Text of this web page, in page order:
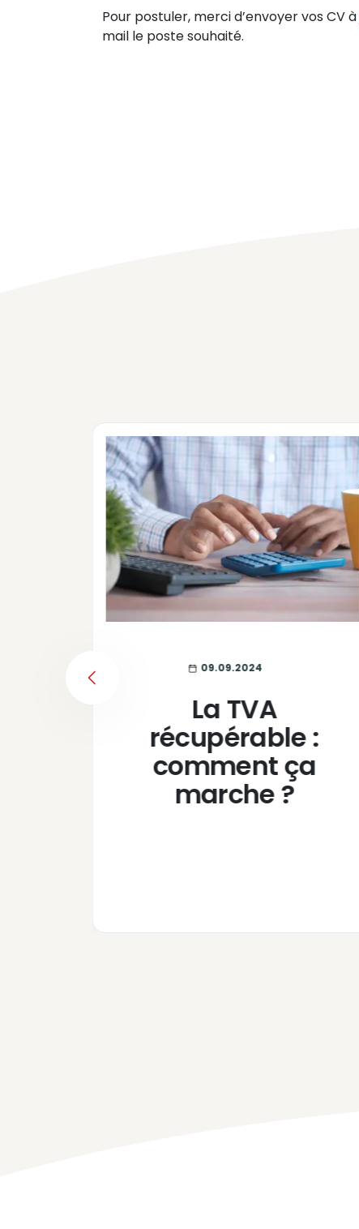
Pour postuler, merci d’envoyer vos CV à
mail le poste souhaité.
09.09.2024
La TVA
récupérable :
comment ça
marche ?
PREVIOUS